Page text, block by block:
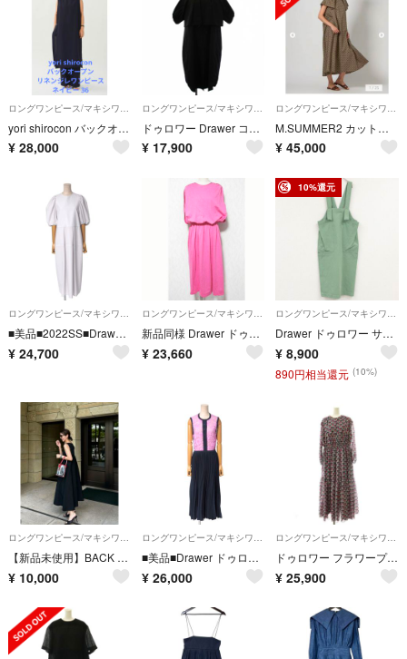
ロングワンピース/マキシワンピース
yori shirocon バックオープンリネンジレワンピース 36
¥ 28,000
ロングワンピース/マキシワンピース
ドゥロワー Drawer コットン ロング ワンピース 半袖 36 ブラック
¥ 17,900
ロングワンピース/マキシワンピース
M.SUMMER2 カットジャガードフレアスリーブワンピース
¥ 45,000
ロングワンピース/マキシワンピース
■美品■2022SS■Drawer ドゥロワー ワンピース サイズ36 半袖 パフスリーブ クルーネック タック ミモレ コットン【おすすめ】 ブランド古着【中古】20250520/RA4735
¥ 24,700
ロングワンピース/マキシワンピース
新品同様 Drawer ドゥロワー コットンシルク テンジク ケープワンピース サイズ36 ピンク レディース 古着 中古 USED
¥ 23,660
10%還元
ロングワンピース/マキシワンピース
Drawer ドゥロワー サロペット オーバーオール ワンピース コットン グリーン 日本製 レディース 36 b02304
¥ 8,900
890円相当還元 (10%)
ロングワンピース/マキシワンピース
【新品未使用】BACK OPEN KNIT ONE PIECE
¥ 10,000
ロングワンピース/マキシワンピース
■美品■Drawer ドゥロワー ワンピース サイズ1 レース切替 プリーツ ニット ブランド古着【中古】20250722/RA5615
¥ 26,000
ロングワンピース/マキシワンピース
ドゥロワー フラワープリントシフォンワンピース ロング 長袖 シルク 38
¥ 25,900